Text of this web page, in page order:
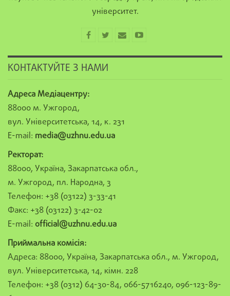
університет.
КОНТАКТУЙТЕ З НАМИ
Адреса Медіацентру:
88000 м. Ужгород,
вул. Університетська, 14, к. 231
E-mail: media@uzhnu.edu.ua
Ректорат:
88000, Україна, Закарпатська обл.,
м. Ужгород, пл. Народна, 3
Телефон: +38 (03122) 3-33-41
Факс: +38 (03122) 3-42-02
E-mail: official@uzhnu.edu.ua
Приймальна комісія:
Адреса: 88000, Україна, Закарпатська обл., м. Ужгород,
вул. Університетська, 14, кімн. 228
Телефон: +38 (0312) 64-30-84, 066-5716240, 096-123-89-